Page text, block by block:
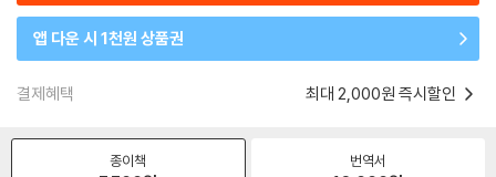
앱 다운 시 1천원 상품권
결제혜택 최대 2,000원 즉시할인
종이책 번역서